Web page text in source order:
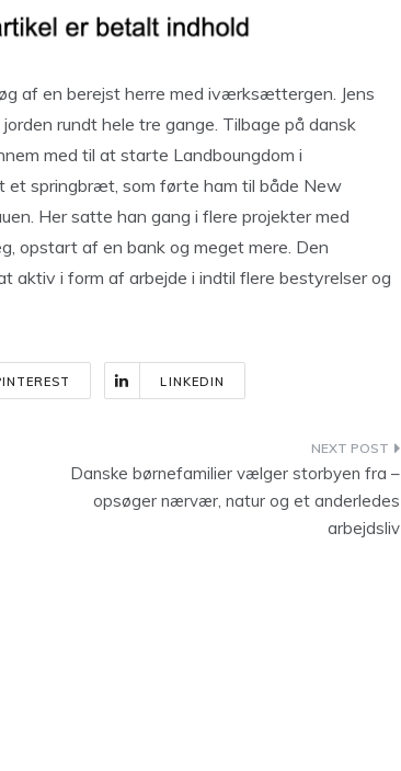
af en berejst herre med iværksættergen. Jens
rundt hele tre gange. Tilbage på dansk
med til at starte Landboungdom i
et springbræt, som førte ham til både New
Her satte han gang i flere projekter med
opstart af en bank og meget mere. Den
aktiv i form af arbejde i indtil flere bestyrelser og
LINKEDIN
Danske børnefamilier vælger storbyen fra –
opsøger nærvær, natur og et anderledes
arbejdsliv